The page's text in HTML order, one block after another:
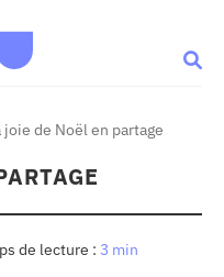
joie de Noël en partage
3 min